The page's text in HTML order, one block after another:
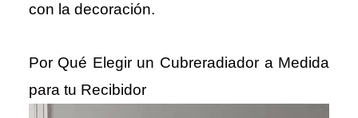
con la decoración.
Por Qué Elegir un Cubreradiador a Medida
para tu Recibidor